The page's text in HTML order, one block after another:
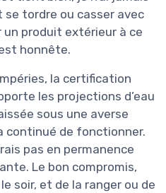
se tordre ou casser avec
un produit extérieur à ce
honnête.
la certification
les projections d’eau
sous une averse
continué de fonctionner.
pas en permanence
Le bon compromis,
soir, et de la ranger ou de